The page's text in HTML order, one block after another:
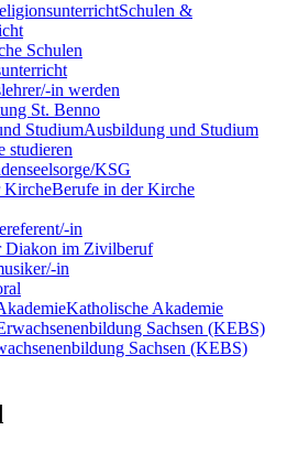
Schulen &
Schulen
in werden
St. Benno
Ausbildung und Studium
studieren
KSG
Berufe in der Kirche
in
Diakon im Zivilberuf
in
Katholische Akademie
Sachsen (KEBS)